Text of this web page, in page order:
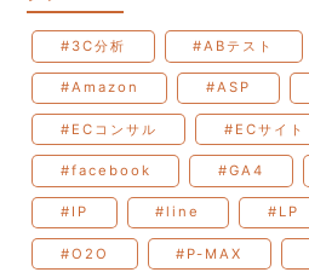
#3C分析 #ABテスト
#Amazon #ASP
#ECコンサル #ECサイト
#facebook #GA4
#IP #line #LP
#O2O #P-MAX